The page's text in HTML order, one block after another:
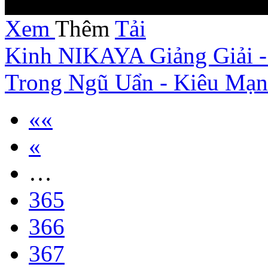
Xem Thêm Tải
Kinh NIKAYA Giảng Giải
Trong Ngũ Uẩn - Kiêu
««
«
…
365
366
367